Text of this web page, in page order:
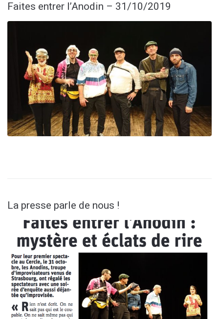
Faites entrer l’Anodin – 31/10/2019
La presse parle de nous !